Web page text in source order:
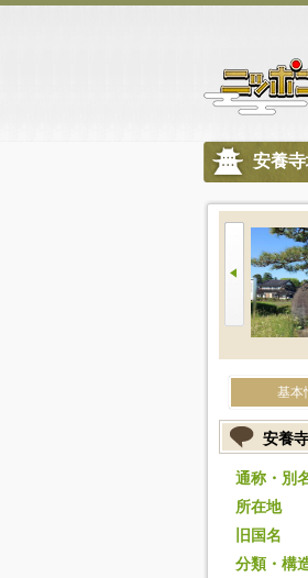
安養寺
基本
安養
通称・別
所在地
旧国名
分類・構